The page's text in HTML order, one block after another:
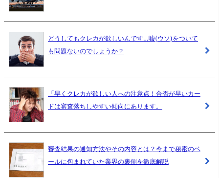
どうしてもクレカが欲しいんです…嘘(ウソ)をついて
も問題ないのでしょうか？
「早くクレカが欲しい人への注意点！合否が早いカー
ドは審査落ちしやすい傾向にあります。
審査結果の通知方法やその内容とは？今まで秘密のベ
ールに包まれていた業界の裏側を徹底解説